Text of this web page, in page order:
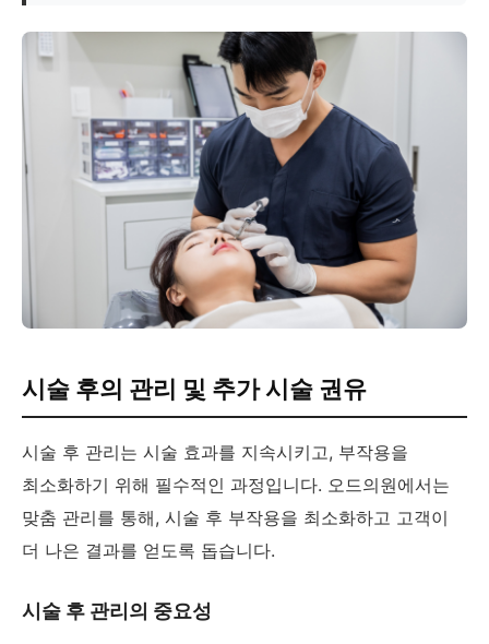
시술 후의 관리 및 추가 시술 권유
시술 후 관리는 시술 효과를 지속시키고, 부작용을
최소화하기 위해 필수적인 과정입니다. 오드의원에서는
맞춤 관리를 통해, 시술 후 부작용을 최소화하고 고객이
더 나은 결과를 얻도록 돕습니다.
시술 후 관리의 중요성